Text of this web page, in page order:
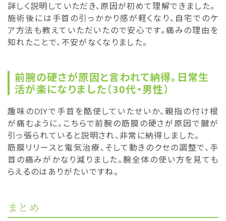
詳しく説明していただき、原因が初めて理解できました。
施術後には手首の引っかかり感が軽くなり、自宅でのケ
ア方法も教えていただいたので安心です。痛みの理由を
知れたことで、不安がなくなりました。
前腕の硬さが原因と言われて納得。日常生
活が楽になりました（30代・男性）
趣味のDIYで手首を酷使していたせいか、親指の付け根
が痛むように。こちらで前腕の筋膜の硬さが原因で腱が
引っ張られていると説明され、非常に納得しました。
筋膜リリースと電気治療、そして動きのクセの調整で、手
首の痛みがかなり減りました。腕全体の使い方を見ても
らえるのはありがたいですね。
まとめ